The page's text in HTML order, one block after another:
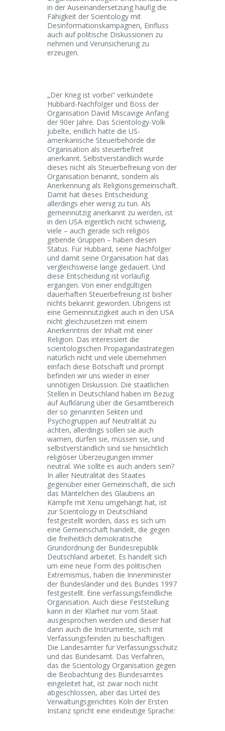
in der Auseinandersetzung häufig die
Fähigkeit der Scientology mit
Desinformationskampagnen, Einfluss
auch auf politische Diskussionen zu
nehmen und Verunsicherung zu
erzeugen.
„Der Krieg ist vorbei“ verkündete
Hubbard-Nachfolger und Boss der
Organisation David Miscavige Anfang
der 90er Jahre. Das Scientology-Volk
jubelte, endlich hatte die US-
amerikanische Steuerbehörde die
Organisation als steuerbefreit
anerkannt. Selbstverständlich wurde
dieses nicht als Steuerbefreiung von der
Organisation benannt, sondern als
Anerkennung als Religionsgemeinschaft.
Damit hat dieses Entscheidung
allerdings eher wenig zu tun. Als
gemeinnützig anerkannt zu werden, ist
in den USA eigentlich nicht schwierig,
viele – auch gerade sich religiös
gebende Gruppen – haben diesen
Status. Für Hubbard, seine Nachfolger
und damit seine Organisation hat das
vergleichsweise lange gedauert. Und
diese Entscheidung ist vorläufig
ergangen. Von einer endgültigen
dauerhaften Steuerbefreiung ist bisher
nichts bekannt geworden. Übrigens ist
eine Gemeinnützigkeit auch in den USA
nicht gleichzusetzen mit einem
Anerkenntnis der Inhalt mit einer
Religion. Das interessiert die
scientologischen Propagandastrategen
natürlich nicht und viele übernehmen
einfach diese Botschaft und prompt
befinden wir uns wieder in einer
unnötigen Diskussion. Die staatlichen
Stellen in Deutschland haben im Bezug
auf Aufklärung über die Gesamtbereich
der so genannten Sekten und
Psychogruppen auf Neutralität zu
achten, allerdings sollen sie auch
warnen, dürfen sie, müssen sie, und
selbstverständlich sind sie hinsichtlich
religiöser Überzeugungen immer
neutral. Wie sollte es auch anders sein?
In aller Neutralität des Staates
gegenüber einer Gemeinschaft, die sich
das Mäntelchen des Glaubens an
Kämpfe mit Xenu umgehängt hat, ist
zur Scientology in Deutschland
festgestellt worden, dass es sich um
eine Gemeinschaft handelt, die gegen
die freiheitlich demokratische
Grundordnung der Bundesrepublik
Deutschland arbeitet. Es handelt sich
um eine neue Form des politischen
Extremismus, haben die Innenminister
der Bundesländer und des Bundes 1997
festgestellt. Eine verfassungsfeindliche
Organisation. Auch diese Feststellung
kann in der Klarheit nur vom Staat
ausgesprochen werden und dieser hat
dann auch die Instrumente, sich mit
Verfassungsfeinden zu beschäftigen.
Die Landesämter für Verfassungsschutz
und das Bundesamt. Das Verfahren,
das die Scientology Organisation gegen
die Beobachtung des Bundesamtes
eingeleitet hat, ist zwar noch nicht
abgeschlossen, aber das Urteil des
Verwaltungsgerichtes Köln der Ersten
Instanz spricht eine eindeutige Sprache: